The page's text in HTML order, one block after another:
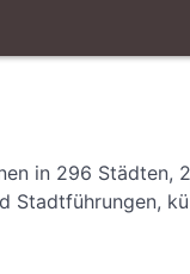
in 296 Städten,
Stadtführungen,